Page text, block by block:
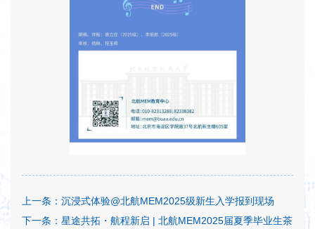
上一条： 沉浸式体验@北航MEM2025级新生入学报到现场
下一条： 星途共拓・航程新启 | 北航MEM2025届夏季毕业生茶